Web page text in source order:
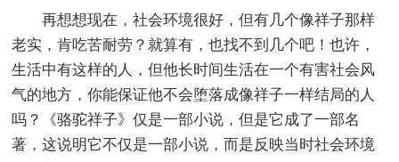
再想想现在，社会环境很好，但有几个像祥子那样
老实，肯吃苦耐劳？就算有，也找不到几个吧！也许，
生活中有这样的人，但他长时间生活在一个有害社会风
气的地方，你能保证他不会堕落成像祥子一样结局的人
吗？《骆驼祥子》仅是一部小说，但是它成了一部名
著，这说明它不仅是一部小说，而是反映当时社会环境